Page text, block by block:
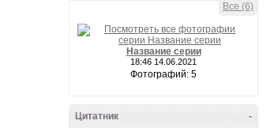
Все (6)
Название серии
18:46 14.06.2021
Фотографий: 5
-
Цитатник